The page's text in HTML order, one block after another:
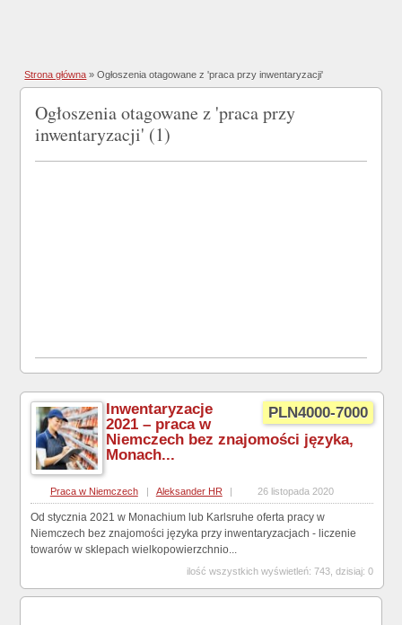
Strona główna »Ogłoszenia otagowane z 'praca przy inwentaryzacji'
Ogłoszenia otagowane z 'praca przy
inwentaryzacji' (1)
PLN4000-7000
Inwentaryzacje
2021 – praca w
Niemczech bez znajomości języka,
Monach...
Praca w Niemczech | Aleksander HR | 26 listopada 2020
Od stycznia 2021 w Monachium lub Karlsruhe oferta pracy w
Niemczech bez znajomości języka przy inwentaryzacjach - liczenie
towarów w sklepach wielkopowierzchnio...
ilość wszystkich wyświetleń: 743, dzisiaj: 0